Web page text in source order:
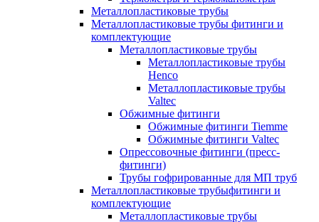
Металлопластиковые трубы
Металлопластиковые трубы фитинги и
комплектующие
Металлопластиковые трубы
Металлопластиковые трубы
Henco
Металлопластиковые трубы
Valtec
Обжимные фитинги
Обжимные фитинги Tiemme
Обжимные фитинги Valtec
Опрессовочные фитинги (пресс-
фитинги)
Трубы гофрированные для МП труб
Металлопластиковые трубыфитинги и
комплектующие
Металлопластиковые трубы